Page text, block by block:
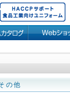
の他